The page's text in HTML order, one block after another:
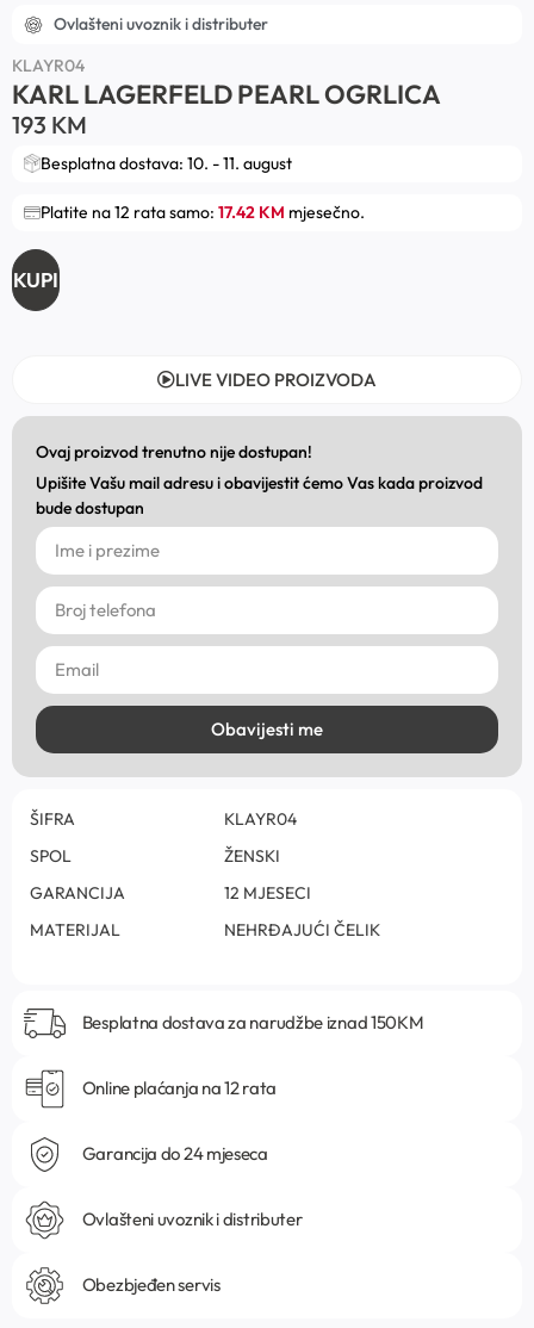
Ovlašteni uvoznik i distributer
KLAYR04
KARL LAGERFELD PEARL OGRLICA
193 KM
Besplatna dostava: 10. - 11. august
Platite na 12 rata samo: 17.42 KM mjesečno.
KUPI
LIVE VIDEO PROIZVODA
Ovaj proizvod trenutno nije dostupan!
Upišite Vašu mail adresu i obavijestit ćemo Vas kada proizvod
bude dostupan
Obavijesti me
ŠIFRA
KLAYR04
SPOL
ŽENSKI
GARANCIJA
12 MJESECI
MATERIJAL
NEHRĐAJUĆI ČELIK
Besplatna dostava za narudžbe iznad 150KM
Online plaćanja na 12 rata
Garancija do 24 mjeseca
Ovlašteni uvoznik i distributer
Obezbjeđen servis